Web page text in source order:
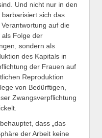
Und nicht nur in den
sich das
auf die
als Folge der
sondern als
des Kapitals in
der Frauen auf
Reproduktion
von Bedürftigen,
Zwangsverpflichtung
dass „das
der Arbeit keine